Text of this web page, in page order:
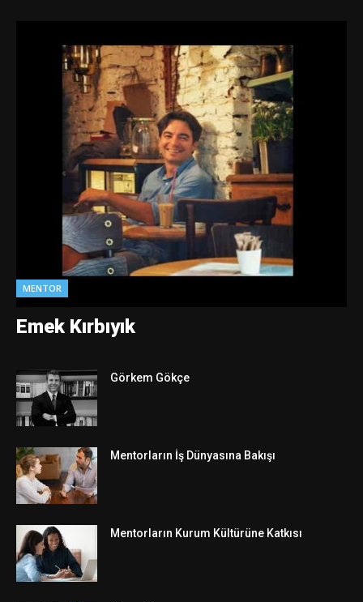
MENTOR
Emek Kırbıyık
Görkem Gökçe
Mentorların İş Dünyasına Bakışı
Mentorların Kurum Kültürüne Katkısı